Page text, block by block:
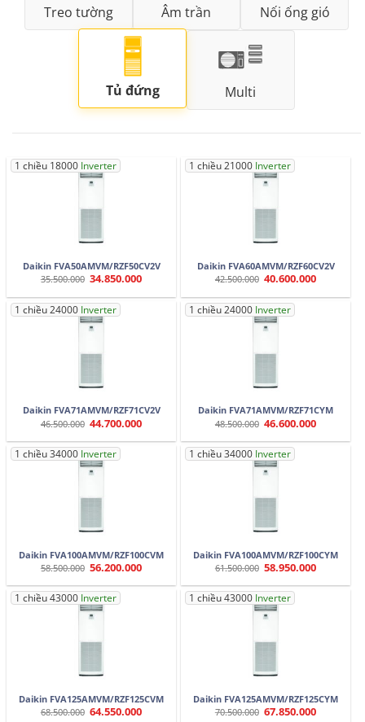
Treo tường Âm trần Nối ống gió
Tủ đứng Multi
1 chiều 18000 Inverter
Daikin FVA50AMVM/RZF50CV2V
35.500.000 Giá
là:
35.500.000.
34.850.000
tại
34.850.000.
1 chiều 21000 Inverter
Daikin FVA60AMVM/RZF60CV2V
42.500.000 Giá
là:
42.500.000.
40.600.000
tại
1 chiều 24000 Inverter
Daikin FVA71AMVM/RZF71CV2V
46.500.000 Giá
gốc
là:
46.500.000.
44.700.000
tại
44.700.000.
1 chiều 24000 Inverter
Daikin FVA71AMVM/RZF71CYM
48.500.000 Giá
gốc
là:
48.500.000.
46.600.000
tại
1 chiều 34000 Inverter
Daikin FVA100AMVM/RZF100CVM
58.500.000 Giá
là:
58.500.000.
56.200.000
tại
56.200.000.
1 chiều 34000 Inverter
Daikin FVA100AMVM/RZF100CYM
61.500.000 Giá
là:
61.500.000.
58.950.000
tại
1 chiều 43000 Inverter
Daikin FVA125AMVM/RZF125CVM
68.500.000 Giá
64.550.000
1 chiều 43000 Inverter
Daikin FVA125AMVM/RZF125CYM
70.500.000 Giá
67.850.000